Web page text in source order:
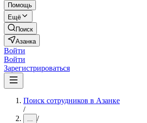
Помощь
Ещё
Поиск
Азанка
Войти
Войти
Зарегистрироваться
Поиск сотрудников в Азанке
/
... /